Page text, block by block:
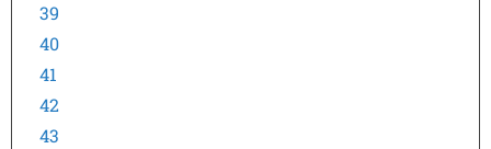
39
40
41
42
43